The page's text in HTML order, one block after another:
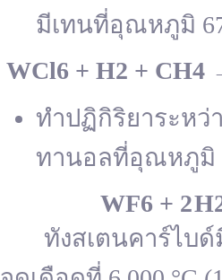
มีเทนที่อุณหภูมิ
WCl6 + H2 + CH4
ทำปฏิกิริยาระหว่
ทานอลที่อุณหภูมิ
WF6 + 2 H
ทังสเตนคาร์ไบด์มี